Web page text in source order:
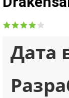
Дата